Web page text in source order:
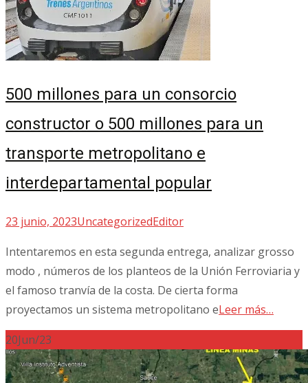
500 millones para un consorcio
constructor o 500 millones para un
transporte metropolitano e
interdepartamental popular
23 junio, 2023UncategorizedEditor
Intentaremos en esta segunda entrega, analizar grosso
modo , números de los planteos de la Unión Ferroviaria y
el famoso tranvía de la costa. De cierta forma
proyectamos un sistema metropolitano eLeer más…
20Jun/23